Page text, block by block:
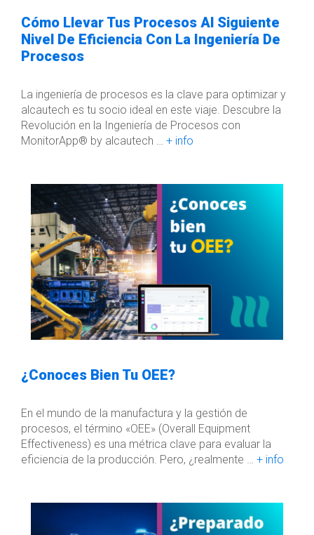
Cómo Llevar Tus Procesos Al Siguiente
Nivel De Eficiencia Con La Ingeniería De
Procesos
La ingeniería de procesos es la clave para optimizar y
alcautech es tu socio ideal en este viaje. Descubre la
Revolución en la Ingeniería de Procesos con
MonitorApp®️ by alcautech … + info
¿Conoces Bien Tu OEE?
En el mundo de la manufactura y la gestión de
procesos, el término «OEE» (Overall Equipment
Effectiveness) es una métrica clave para evaluar la
eficiencia de la producción. Pero, ¿realmente … + info